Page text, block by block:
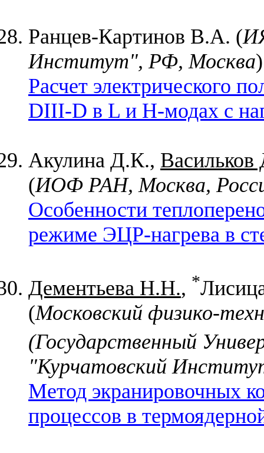
Ранцев-Картинов В.А. (
Институт", РФ, Москва)
Расчет электрического
DIII-D в L и Н-модах с
Акулина Д.К., Васильков
(ИОФ РАН, Москва,
Особенности
режиме ЭЦР-нагрева в
Дементьева Н.Н., *
(Московский физико-
(Государственный
"Курчатовский
Метод экранировочных
процессов в